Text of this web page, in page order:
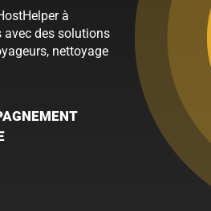
à
avec des solutions
nettoyage